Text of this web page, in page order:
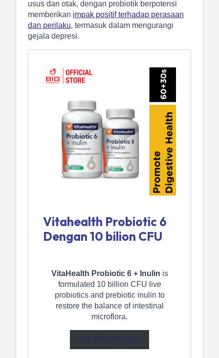
usus dan otak, dengan probiotik berpotensi
memberikan impak positif terhadap perasaan
dan perilaku, termasuk dalam mengurangi
gejala depresi.
Vitahealth Probiotic 6
Dengan 10 bilion CFU
VitaHealth Probiotic 6 + Inulin is
formulated 10 billion CFU live
probiotics and prebiotic inulin to
restore the balance of intestinal
microflora.
Beli Di Big Pharmacy